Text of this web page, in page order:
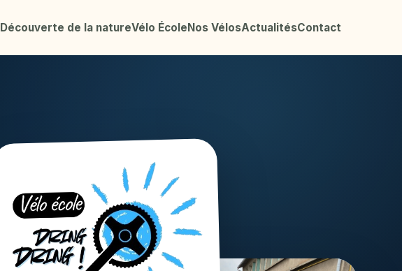
Découverte de la natureVélo ÉcoleNos VélosActualitésContact